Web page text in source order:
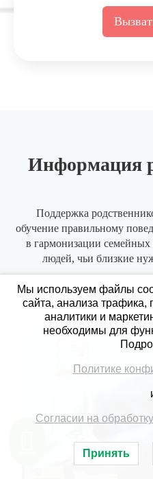
Информация
Поддержка
обучение правильному
в гармонизации
людей, чьи близкие
Мы используем файлы
сайта, анализа трафика,
аналитики и
необходимы для
Политике
Согласии на
Принять